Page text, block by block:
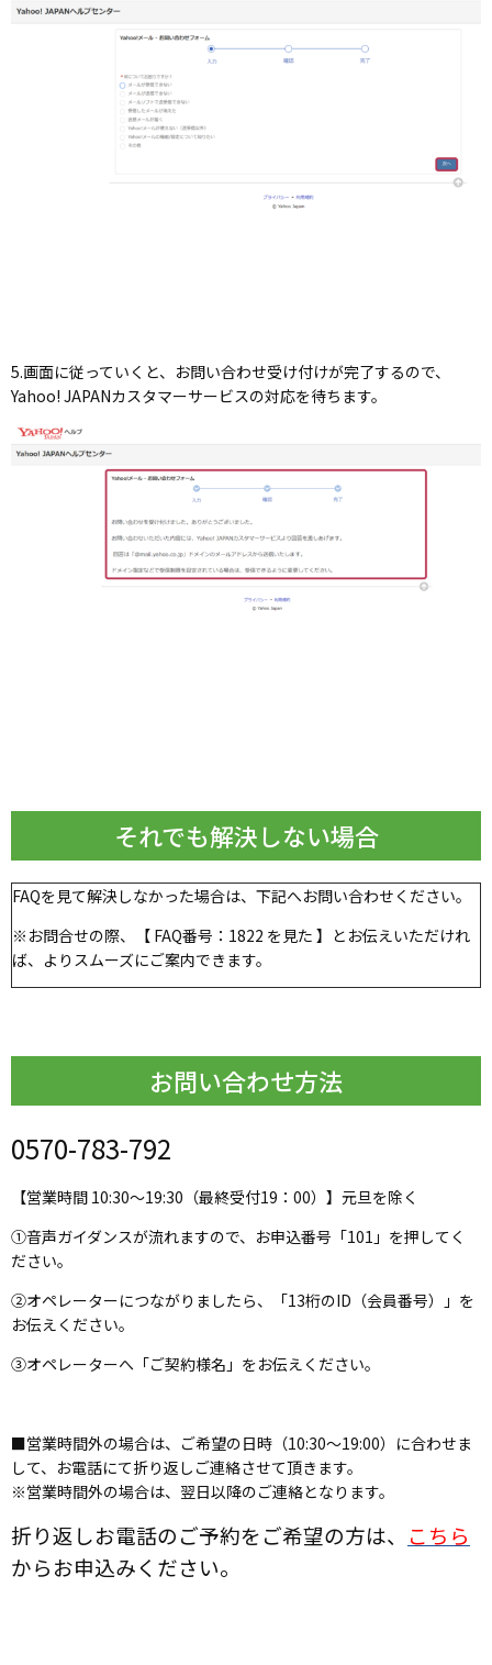
5.画面に従っていくと、お問い合わせ受け付けが完了するので、
Yahoo! JAPANカスタマーサービスの対応を待ちます。
それでも解決しない場合
FAQを見て解決しなかった場合は、下記へお問い合わせください。
※お問合せの際、【 FAQ番号： 1822 を見た 】とお伝えいただけれ
ば、よりスムーズにご案内できます。
お問い合わせ方法
0570-783-792
【営業時間 10:30～19:30（最終受付19：00）】元旦を除く
①音声ガイダンスが流れますので、お申込番号「101」を押してく
ださい。
②オペレーターにつながりましたら、「13桁のID（会員番号）」を
お伝えください。
③オペレーターへ「ご契約様名」をお伝えください。
■営業時間外の場合は、ご希望の日時（10:30～19:00）に合わせま
して、お電話にて折り返しご連絡させて頂きます。
※営業時間外の場合は、翌日以降のご連絡となります。
折り返しお電話のご予約をご希望の方は、 こちら
からお申込みください。